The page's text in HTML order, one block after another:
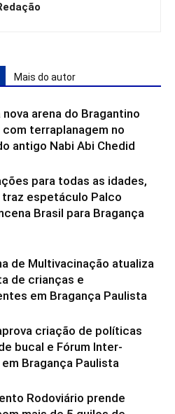
Mais do autor
nova arena do Bragantino
com terraplanagem no
antigo Nabi Abi Chedid
para todas as idades,
traz espetáculo Palco
Brasil para Bragança
de Multivacinação atualiza
de crianças e
em Bragança Paulista
criação de políticas
bucal e Fórum Inter-
Bragança Paulista
Rodoviário prende